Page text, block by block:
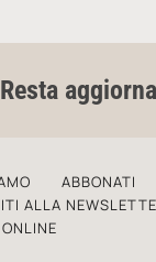
Resta
ABBONATI
ALLA